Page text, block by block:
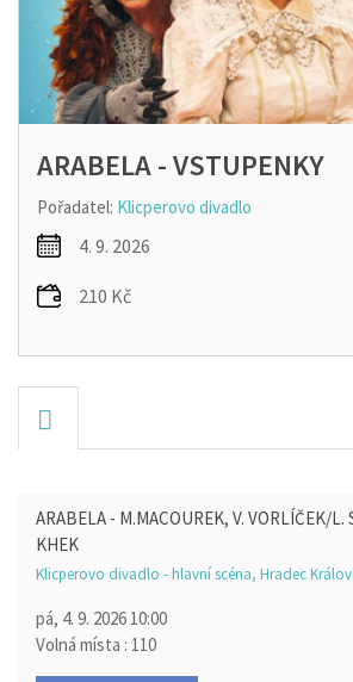
ARABELA - VSTUPENKY
Pořadatel: Klicperovo divadlo
4. 9. 2026
210 Kč
ARABELA - M.MACOUREK, V. VORLÍČEK/L.
KHEK
Klicperovo divadlo - hlavní scéna, Hradec
pá, 4. 9. 2026 10:00
Volná místa : 110